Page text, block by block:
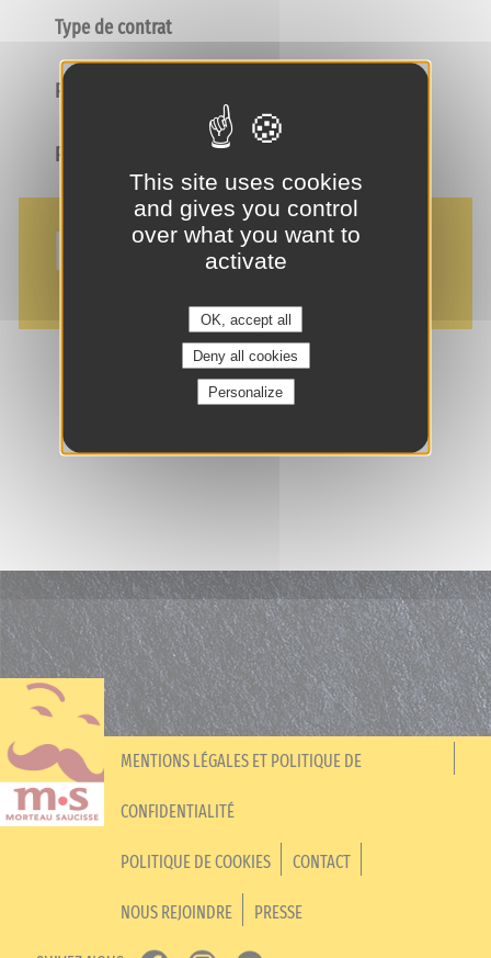
Type de contrat
Poste
Profil
NOS AVANTAGES
je suis intéressé(e) !
MENTIONS LÉGALES ET POLITIQUE DE
CONFIDENTIALITÉ
POLITIQUE DE COOKIES CONTACT
NOUS REJOINDRE PRESSE
This site uses cookies
and gives you control
over what you want to
activate
OK, accept all
Deny all cookies
Personalize